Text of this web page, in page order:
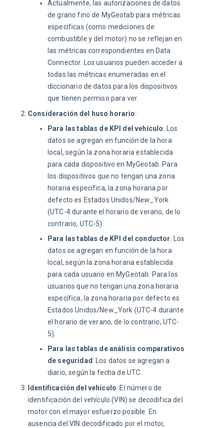
Actualmente, las autorizaciones de datos
de grano fino de MyGeotab para métricas
específicas (como mediciones de
combustible y del motor) no se reflejan en
las métricas correspondientes en Data
Connector. Los usuarios pueden acceder a
todas las métricas enumeradas en el
diccionario de datos para los dispositivos
que tienen permiso para ver.
Consideración del huso horario:
Para las tablas de KPI del vehículo: Los
datos se agregan en función de la hora
local, según la zona horaria establecida
para cada dispositivo en MyGeotab. Para
los dispositivos que no tengan una zona
horaria específica, la zona horaria por
defecto es Estados Unidos/New_York
(UTC-4 durante el horario de verano, de lo
contrario, UTC-5).
Para las tablas de KPI del conductor: Los
datos se agregan en función de la hora
local, según la zona horaria establecida
para cada usuario en MyGeotab. Para los
usuarios que no tengan una zona horaria
específica, la zona horaria por defecto es
Estados Unidos/New_York (UTC-4 durante
el horario de verano, de lo contrario, UTC-
5).
Para las tablas de análisis comparativos
de seguridad: Los datos se agregan a
diario, según la fecha de UTC.
Identificación del vehículo: El número de
identificación del vehículo (VIN) se decodifica del
motor con el mayor esfuerzo posible. En
ausencia del VIN decodificado por el motor,